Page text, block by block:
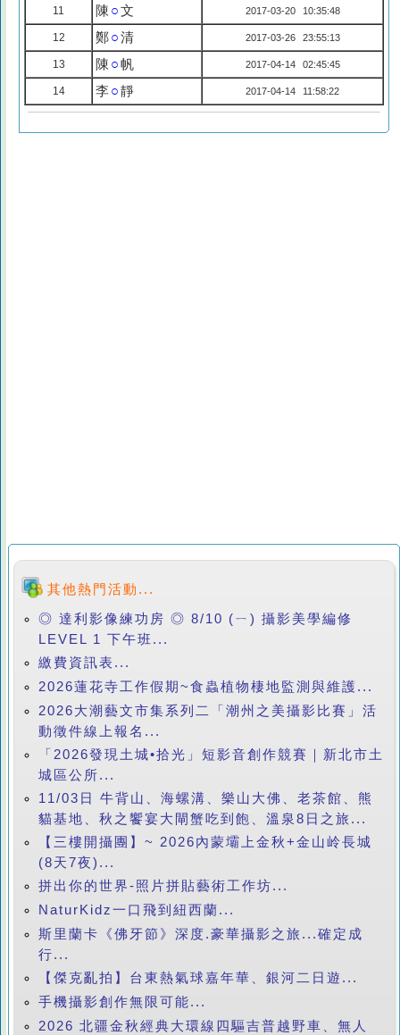
11 陳 ○文 2017-03-20 10:35:48
12 鄭○清 2017-03-26 23:55:13
13 陳 ○帆 2017-04-14 02:45:45
14 李○靜 2017-04-14 11:58:22
其他熱門活動...
◎ 達利影像練功房 ◎ 8/10 (ㄧ) 攝影美學編修
LEVEL 1 下午班...
繳費資訊表...
2026蓮花寺工作假期~食蟲植物棲地監測與維護...
2026大潮藝文市集系列二「潮州之美攝影比賽」活
動徵件線上報名...
「2026發現土城•拾光」短影音創作競賽｜新北市土
城區公所...
11/03日 牛背山、海螺溝、樂山大佛、老茶館、熊
貓基地、秋之饗宴大閘蟹吃到飽、溫泉8日之旅...
【三樓開攝團】~ 2026內蒙壩上金秋+金山岭長城
(8天7夜)...
拼出你的世界-照片拼貼藝術工作坊...
NaturKidz一口飛到紐西蘭...
斯里蘭卡《佛牙節》深度.豪華攝影之旅...確定成
行...
【傑克亂拍】台東熱氣球嘉年華、銀河二日遊...
手機攝影創作無限可能...
2026 北疆金秋經典大環線四驅吉普越野車、無人